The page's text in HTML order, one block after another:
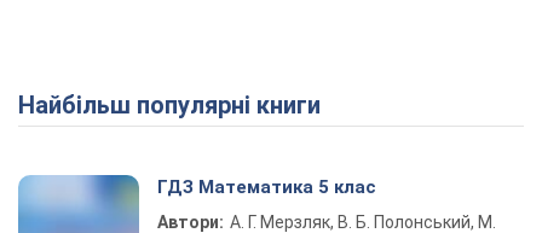
Найбільш популярні книги
ГДЗ Математика 5 клас
Автори: А. Г. Мерзляк, В. Б. Полонський, М.